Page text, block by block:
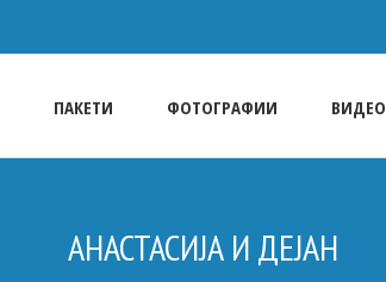
ПАКЕТИ ФОТОГРАФИИ ВИДЕО
АНАСТАСИЈА И ДЕЈАН